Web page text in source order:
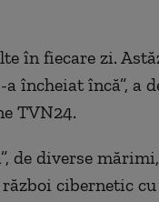
în fiecare zi.
încheiat încă”, a
TVN24.
de diverse
cibernetic cu